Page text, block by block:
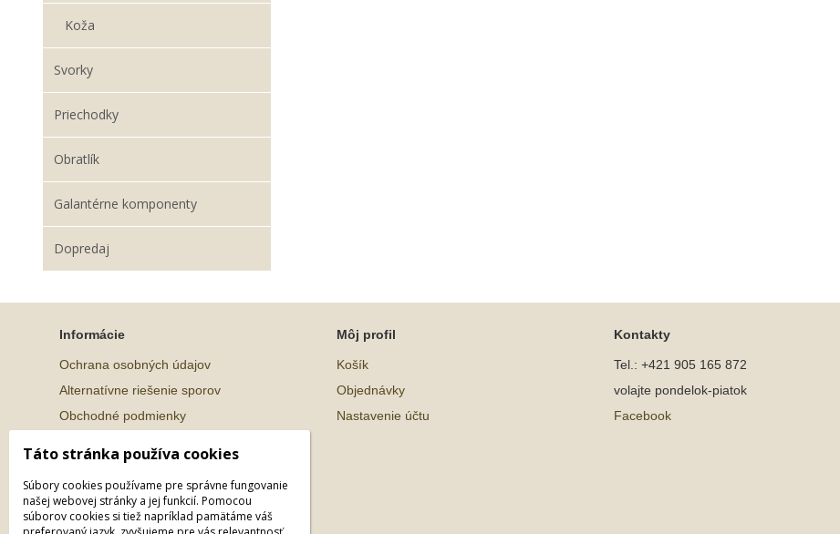
Koža
Svorky
Priechodky
Obratlík
Galantérne komponenty
Dopredaj
Informácie
Ochrana osobných údajov
Alternatívne riešenie sporov
Obchodné podmienky
Môj profil
Košík
Objednávky
Nastavenie účtu
Kontakty
Tel.: +421 905 165 872
volajte pondelok-piatok
Facebook
Táto stránka používa cookies
Súbory cookies používame pre správne fungovanie
našej webovej stránky a jej funkcií. Pomocou
súborov cookies si tiež napríklad pamätáme váš